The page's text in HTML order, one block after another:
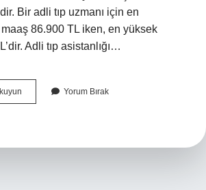
Bir adli tıp uzmanı için en
86.900 TL iken, en yüksek
Adli tıp asistanlığı…
Tıp
Yorum Bırak